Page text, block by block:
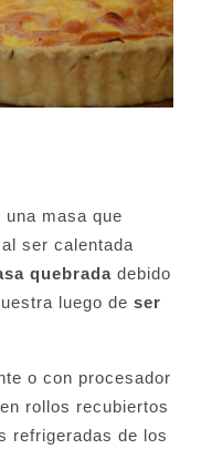
una masa que
ser calentada
quebrada debido
luego de ser
o con procesador
rollos recubiertos
refrigeradas de los